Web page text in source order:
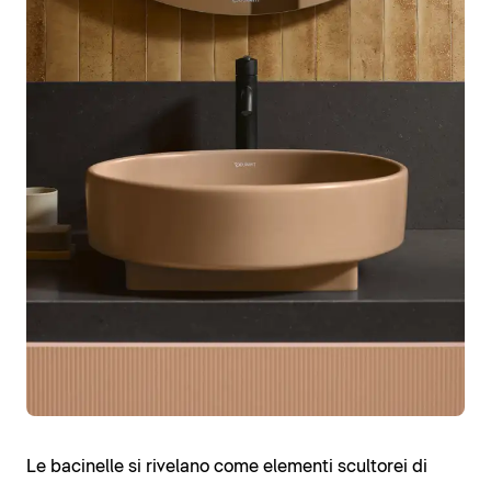
Le bacinelle si rivelano come elementi scultorei di